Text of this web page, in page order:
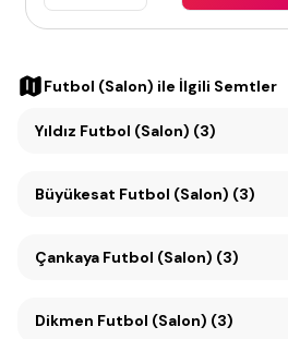
Futbol (Salon) ile İlgili Semtler
Yıldız Futbol (Salon) (3)
Büyükesat Futbol (Salon) (3)
Çankaya Futbol (Salon) (3)
Dikmen Futbol (Salon) (3)